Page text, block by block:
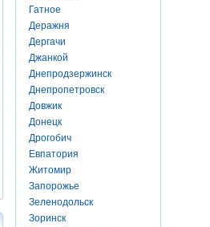
Гатное
Деражня
Дергачи
Джанкой
Днепродзержинск
Днепропетровск
Довжик
Донецк
Дрогобич
Евпатория
Житомир
Запорожье
Зеленодольск
Зоринск